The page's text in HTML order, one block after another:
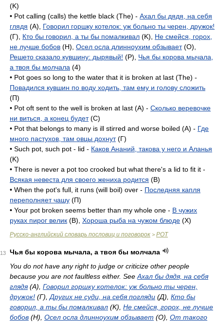
(K)
• Pot calling (calls) the kettle black (The) - Ахал бы дядя, на себя
глядя (A), Говорил горшку котелок: уж больно ты черен, дружок!
(Г), Кто бы говорил, а ты бы помалкивал (K), Не смейся, горох,
не лучше бобов (H), Осел осла длинноухим обзывает(O),
Решето сказало кувшину: дырявый! (P), Чья бы корова мычала,
а твоя бы молчала (4)
• Pot goes so long to the water that it is broken at last (The) -
Повадился кувшин по воду ходить, там ему и голову сложить
(П)
• Pot oft sent to the well is broken at last (A) - Сколько веревочке
ни виться, а конец будет(C)
• Pot that belongs to many is ill stirred and worse boiled (A) - Где
много пастухов, там овцы дохнут(Г)
• Such pot, such pot - lid - Каков Ананий, такова у него и Аланья
(K)
• There is never a pot too crooked but what there's a lid to fit it -
Всякая невеста для своего жениха родится (B)
• When the pot's full, it runs (will boil) over - Последняя капля
переполняет чашу (П)
• Your pot broken seems better than my whole one - В чужих
руках пирог велик (B), Хороша рыба на чужом блюде (X)
Русско-английский словарь пословиц и поговорок > POT
13
Чья бы корова мычала, а твоя бы молчала
You do not have any right to judge or criticize other people
because you are not faultless either. See Ахал бы дядя, на себя
глядя(A), Говорил горшку котелок: уж больно ты черен,
дружок! (Г), Других не суди, на себя погляди (Д), Кто бы
говорил, а ты бы помалкивал (K), Не смейся, горох, не лучше
бобов (H), Осел осла длинноухим обзывает (O), От такого